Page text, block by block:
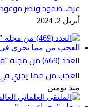
غزة.. صمود ونصر موعود
أبريل 2, 2024
العدد (469) من
العجب من مما يجري
منذ يومين